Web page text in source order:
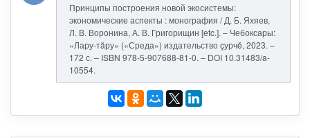
Принципы построения новой экосистемы:
экономические аспекты : монография / Д. Б. Яхяев,
Л. В. Воронина, А. В. Григорищин [etc.]. – Чебоксары:
«Лару-тăру» («Среда») издательство çурчě, 2023. –
172 с. – ISBN 978-5-907688-81-0. – DOI 10.31483/a-
10554.